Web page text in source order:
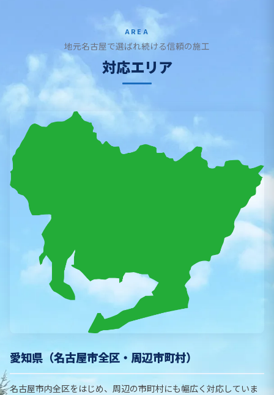
AREA
地元名古屋で選ばれ続ける信頼の施工
対応エリア
愛知県（名古屋市全区・周辺市町村）
名古屋市内全区をはじめ、周辺の市町村にも幅広く対応していま